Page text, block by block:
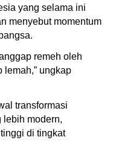
yang selama ini
menyebut momentum
remeh oleh
lemah,” ungkap
transformasi
lebih modern,
di tingkat